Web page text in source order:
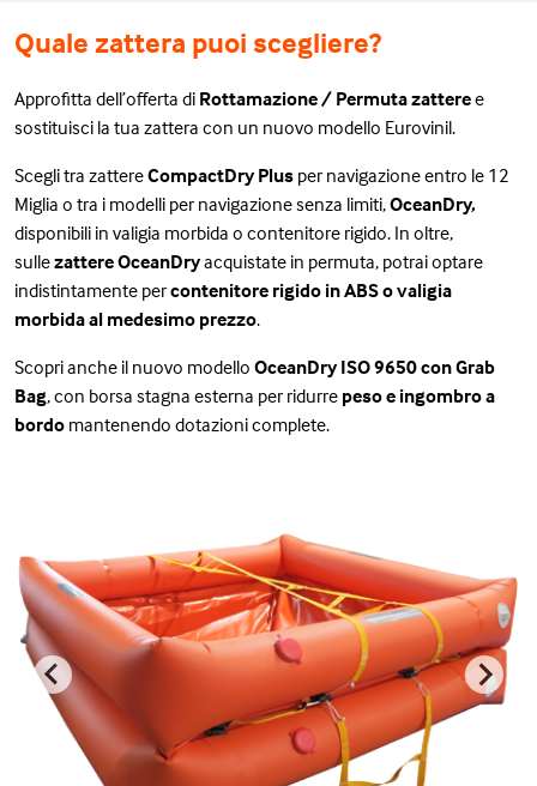
Quale zattera puoi scegliere?
Approfitta dell’offerta di Rottamazione / Permuta zatteree
sostituisci la tua zattera con un nuovo modello Eurovinil.
Scegli tra zattereCompactDry Plus per navigazione entro le 12
Miglia o tra i modelli per navigazione senza limiti,OceanDry,
disponibili in valigia morbida o contenitore rigido. In oltre,
sullezattere OceanDryacquistate in permuta, potrai optare
indistintamente percontenitore rigido in ABS o valigia
morbida al medesimo prezzo.
Scopri anche il nuovo modello OceanDry ISO 9650 con Grab
Bag, con borsa stagna esterna per ridurre peso e ingombro a
bordo mantenendo dotazioni complete.